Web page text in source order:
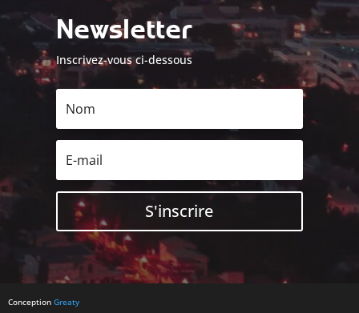
Newsletter
Inscrivez-vous ci-dessous
S'inscrire
Conception Greaty